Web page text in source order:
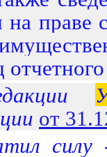
праве
от